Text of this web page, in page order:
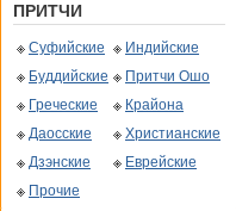
ПРИТЧИ
Суфийские
Индийские
Буддийские
Притчи Ошо
Греческие
Крайона
Даосские
Христианские
Дзэнские
Еврейские
Прочие